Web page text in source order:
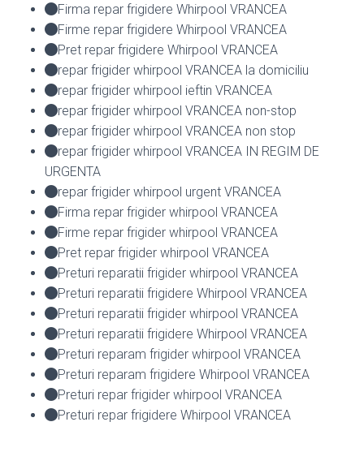
Firma repar frigidere Whirpool VRANCEA
Firme repar frigidere Whirpool VRANCEA
Pret repar frigidere Whirpool VRANCEA
repar frigider whirpool VRANCEA la domiciliu
repar frigider whirpool ieftin VRANCEA
repar frigider whirpool VRANCEA non-stop
repar frigider whirpool VRANCEA non stop
repar frigider whirpool VRANCEA IN REGIM DE
URGENTA
repar frigider whirpool urgent VRANCEA
Firma repar frigider whirpool VRANCEA
Firme repar frigider whirpool VRANCEA
Pret repar frigider whirpool VRANCEA
Preturi reparatii frigider whirpool VRANCEA
Preturi reparatii frigidere Whirpool VRANCEA
Preturi reparatii frigider whirpool VRANCEA
Preturi reparatii frigidere Whirpool VRANCEA
Preturi reparam frigider whirpool VRANCEA
Preturi reparam frigidere Whirpool VRANCEA
Preturi repar frigider whirpool VRANCEA
Preturi repar frigidere Whirpool VRANCEA